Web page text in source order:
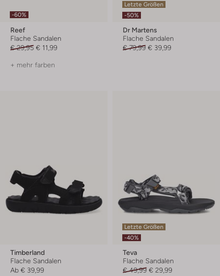
-60%
Reef
Flache Sandalen
€ 29,95 € 11,99
+ mehr farben
Letzte Größen
-50%
Dr Martens
Flache Sandalen
€ 79,99 € 39,99
Timberland
Flache Sandalen
Ab € 39,99
Letzte Größen
-40%
Teva
Flache Sandalen
€ 49,99 € 29,99